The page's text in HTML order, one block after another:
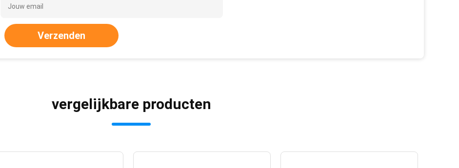
Verzenden
vergelijkbare producten